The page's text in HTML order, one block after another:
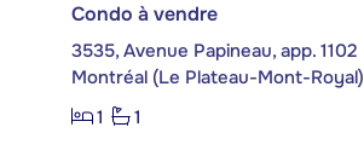
Condo à vendre
3535, Avenue Papineau, app. 1102
Montréal (Le Plateau-Mont-Royal)
1
1